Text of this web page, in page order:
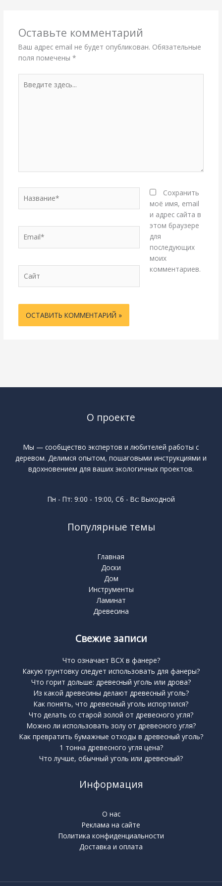
Оставьте комментарий
Ваш адрес email не будет опубликован. Обязательные
поля помечены *
здесь...
Сохранить
моё имя, email
и адрес сайта в
этом браузере
для
последующих
моих
комментариев.
О проекте
Мы — сообщество экспертов и любителей работы с
деревом. Делимся опытом, пошаговыми инструкциями и
вдохновением для ваших экологичных проектов.
Пн - Пт: 9:00 - 19:00, Сб - Вс: Выходной
Популярные темы
Главная
Доски
Дом
Инструменты
Ламинат
Древесина
Свежие записи
Что означает BCX в фанере?
Какую грунтовку следует использовать для фанеры?
Что горит дольше: древесный уголь или дрова?
Из какой древесины делают древесный уголь?
Как понять, что древесный уголь испортился?
Что делать со старой золой от древесного угля?
Можно ли использовать золу от древесного угля?
Как превратить бумажные отходы в древесный уголь?
1 тонна древесного угля цена?
Что лучше, обычный уголь или древесный?
Информация
О нас
Реклама на сайте
Политика конфиденциальности
Доставка и оплата